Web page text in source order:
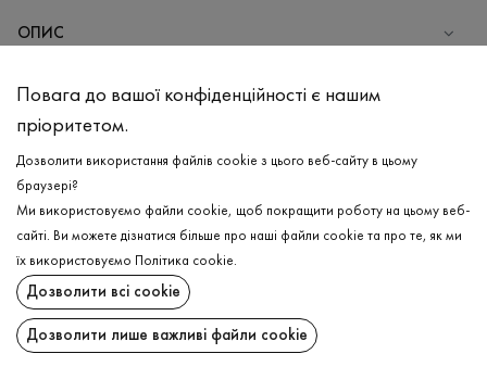
ОПИС
Бавовна - 100%
Прання в теплій воді (до 40°С)
Відбілювання заборонено
Прасувати при високій температурі
Можна віджимати і сушити в пральній машині
Хімчистка дозволена
ДОСТАВКА
ПОВЕРНЕННЯ
Повага до вашої конфіденційності є нашим
пріоритетом.
Дозволити використання файлів cookie з цього веб-сайту в цьому
браузері?
Ми використовуємо файли cookie, щоб покращити роботу на цьому веб-
сайті. Ви можете дізнатися більше про наші файли cookie та про те, як ми
їх використовуємо
Політика cookie.
Дозволити всі cookie
Дозволити лише важливі файли cookie